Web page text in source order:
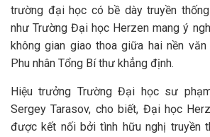
trường đại học có bề dày truyền
như Trường Đại học Herzen mang ý
không gian giao thoa giữa hai nền văn
Phu nhân Tổng Bí thư khẳng định.
Hiệu trưởng Trường Đại học sư
Sergey Tarasov, cho biết, Đại học
được kết nối bởi tình hữu nghị truyền